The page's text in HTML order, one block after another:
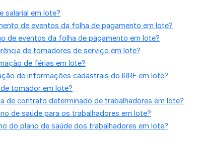
salarial em lote?
de eventos da folha de pagamento em lote?
de eventos da folha de pagamento em lote?
de tomadores de serviço em lote?
de férias em lote?
de informações cadastrais do IRRF em lote?
tomador em lote?
de contrato determinado de trabalhadores em lote?
de saúde para os trabalhadores em lote?
do plano de saúde dos trabalhadores em lote?